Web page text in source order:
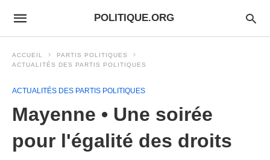
POLITIQUE.ORG
ACCUEIL
PARTIS POLITIQUES
ACTUALITÉS DES PARTIS POLITIQUES
ACTUALITÉS DES PARTIS POLITIQUES
Mayenne • Une soirée
pour l'égalité des droits